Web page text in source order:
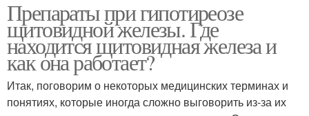
Препараты при гипотиреозе
щитовидной железы. Где
находится щитовидная железа и
как она работает?
Итак, поговорим о некоторых медицинских терминах и
понятиях, которые иногда сложно выговорить из-за их